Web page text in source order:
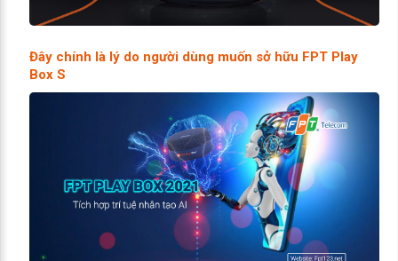
Đây chính là lý do người dùng muốn sở hữu FPT Play
Box S